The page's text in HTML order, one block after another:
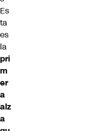
Es
ta
es
la
pri
m
er
a
alz
a